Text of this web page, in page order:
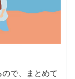
ので、まとめて